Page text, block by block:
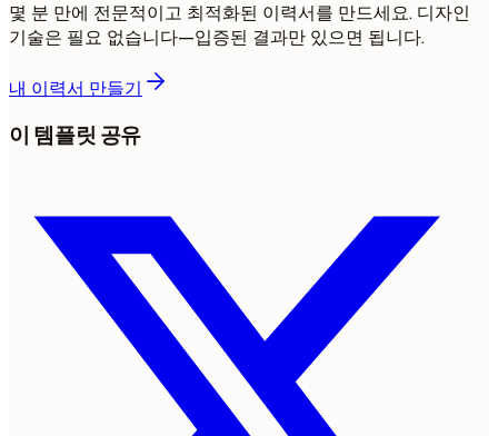
몇 분 만에 전문적이고 최적화된 이력서를 만드세요. 디자인
기술은 필요 없습니다—입증된 결과만 있으면 됩니다.
내 이력서 만들기
이 템플릿 공유